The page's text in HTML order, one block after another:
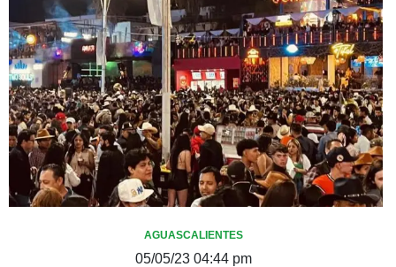
AGUASCALIENTES
05/05/23 04:44 pm